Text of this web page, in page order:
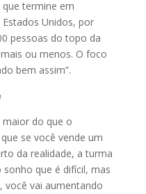
termine em
Unidos, por
pessoas do topo da
ou menos. O foco
bem assim”.
maior do que o
se você vende um
da realidade, a turma
sonho que é difícil, mas
você vai aumentando